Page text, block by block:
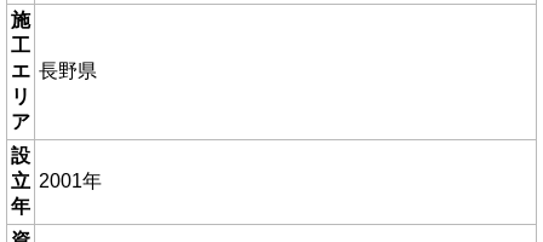
施
工
エ
リ
ア
長野県
設
立
年
2001年